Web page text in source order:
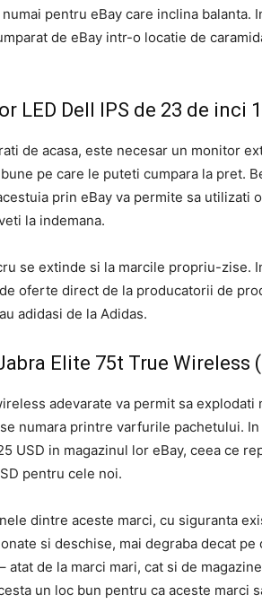
pentru eBay care inclina
de eBay intr-o locatie de
LED Dell IPS de 23 de inci
de acasa, este necesar un monitor
pe care le puteti cumpara la pret.
prin eBay va permite sa utilizati
la indemana.
se extinde si la marcile propriu-zise.
oferte direct de la producatorii de
adidasi de la Adidas.
Elite 75t True
adevarate va permit sa explodati
numara printre varfurile pachetului.
USD in magazinul lor eBay, ceea ce
pentru cele noi.
dintre aceste marci, cu siguranta
si deschise, mai degraba decat
atat de la marci mari, cat si de
un loc bun pentru ca aceste marci